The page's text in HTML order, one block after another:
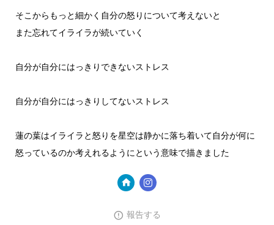
そこからもっと細かく自分の怒りについて考えないと
また忘れてイライラが続いていく
自分が自分にはっきりできないストレス
自分が自分にはっきりしてないストレス
蓮の葉はイライラと怒りを星空は静かに落ち着いて自分が何に
怒っているのか考えれるようにという意味で描きました
報告する